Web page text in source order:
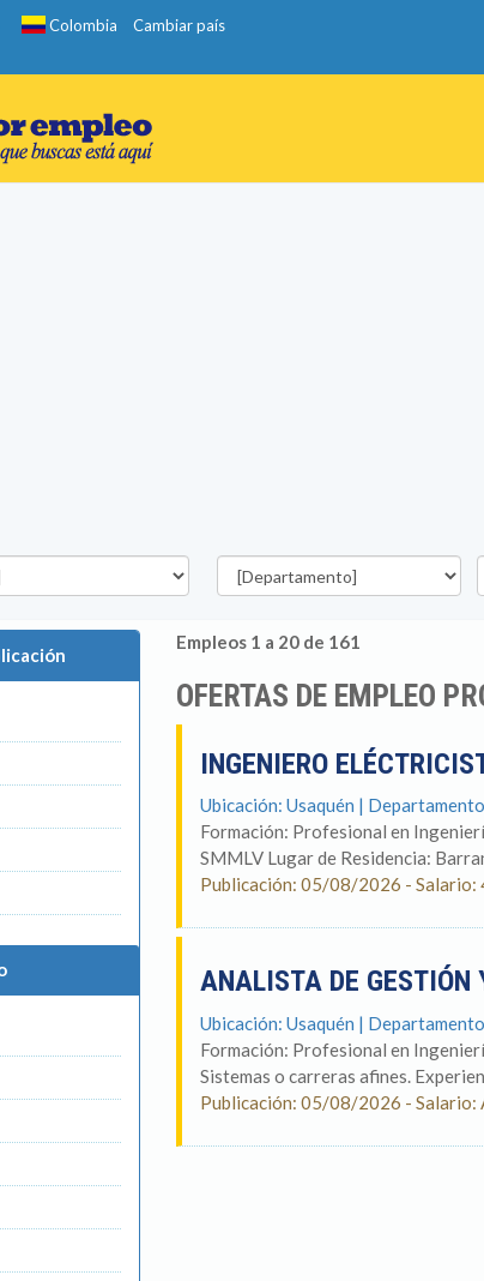
Colombia Cambiar país
Departamento
Empleos 1 a 20 de 161
OFERTAS DE EMPLEO
INGENIERO
Ubicación: Usaquén |
Formación: Profesional en
SMMLV Lugar de Residencia:
Publicación: 05/08/2026 - Salario:
ANALISTA DE GESTIÓN
Ubicación: Usaquén |
Formación: Profesional en
Sistemas o carreras afines.
Publicación: 05/08/2026 - Salario: